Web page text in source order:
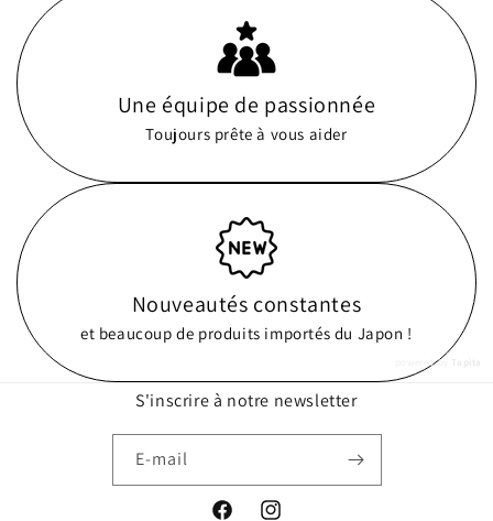
Une équipe de passionnée
Toujours prête à vous aider
Nouveautés constantes
et beaucoup de produits importés du Japon !
powered by
S'inscrire à notre newsletter
E-mail